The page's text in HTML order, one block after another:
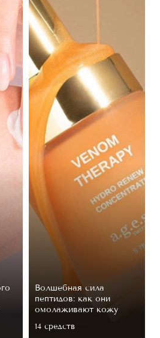
Волшебная сила
пептидов: как они
омолаживают кожу
14 средств